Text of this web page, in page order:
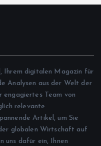
Ihrem digitalen Magazin für
Analysen aus der Welt der
engagiertes Team von
relevante
Artikel, um Sie
globalen Wirtschaft auf
uns dafür ein, Ihnen